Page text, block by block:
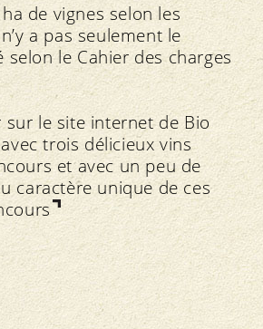
de vignes selon les
a pas seulement le
selon le Cahier des charges
sur le site internet de Bio
trois délicieux vins
et avec un peu de
caractère unique de ces